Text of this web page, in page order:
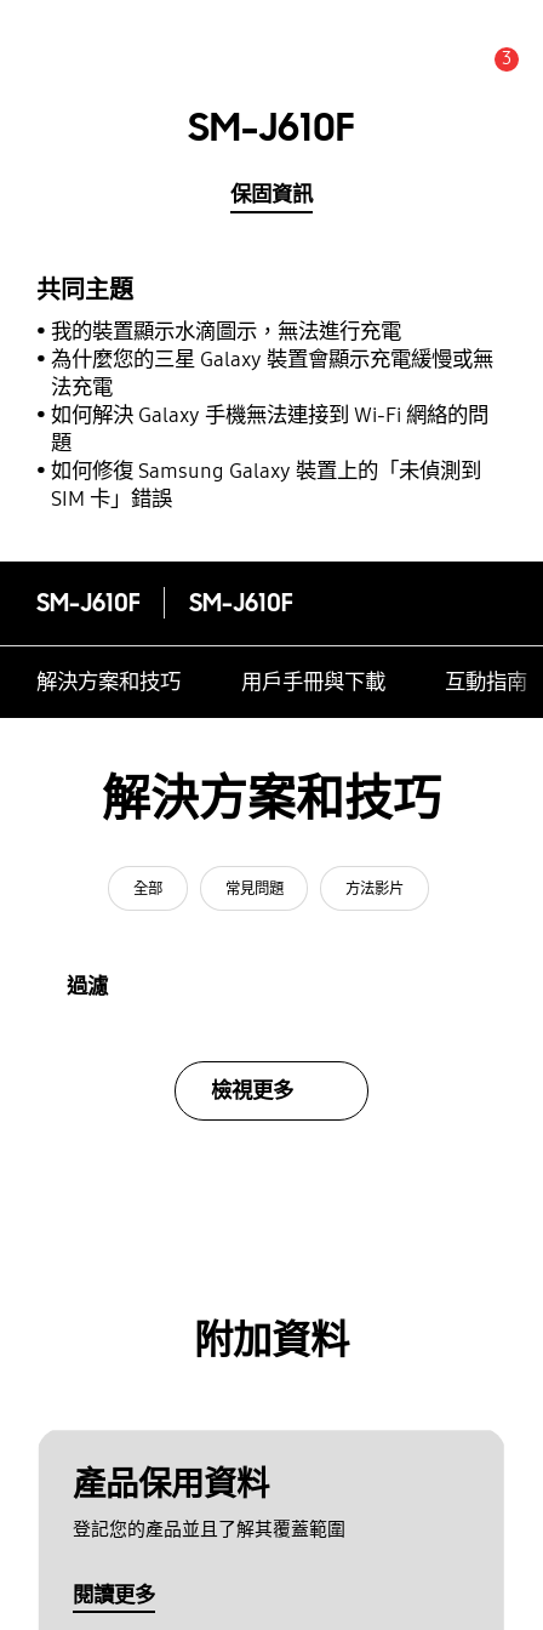
3
SM-J610F
保固資訊
共同主題
我的裝置顯示水滴圖示，無法進行充電
為什麼您的三星 Galaxy 裝置會顯示充電緩慢或無
法充電
如何解決 Galaxy 手機無法連接到 Wi-Fi 網絡的問
題
如何修復 Samsung Galaxy 裝置上的「未偵測到
SIM 卡」錯誤
SM-J610F SM-J610F
解決方案和技巧 用戶手冊與下載 互動指南
解決方案和技巧
全部 常見問題 方法影片
過濾
檢視更多
附加資料
產品保用資料
登記您的產品並且了解其覆蓋範圍
閱讀更多